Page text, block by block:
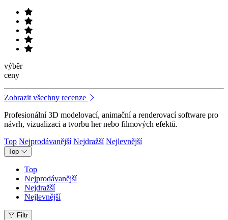
výběr
ceny
Zobrazit všechny recenze
Profesionální 3D modelovací, animační a renderovací software pro
návrh, vizualizaci a tvorbu her nebo filmových efektů.
Top Nejprodávanější Nejdražší Nejlevnější
Top
Top
Nejprodávanější
Nejdražší
Nejlevnější
Filtr